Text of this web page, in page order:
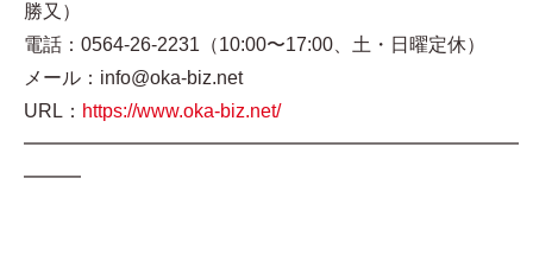
勝又）
電話：0564-26-2231（10:00〜17:00、土・日曜定休）
メール：info@oka-biz.net
URL： https://www.oka-biz.net/
━━━━━━━━━━━━━━━━━━━━━━━━━━
━━━